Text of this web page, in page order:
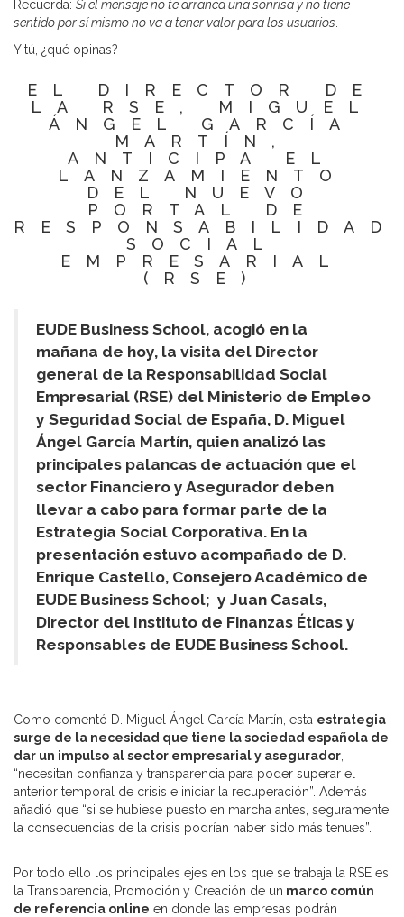
Recuerda: Si el mensaje no te arranca una sonrisa y no tiene
sentido por sí mismo no va a tener valor para los usuarios
Y tú, ¿qué opinas?
EL DIRECTOR DE
LA RSE, MIGUEL
ÁNGEL GARCÍA
MARTÍN,
ANTICIPA EL
LANZAMIENTO
DEL NUEVO
PORTAL DE
RESPONSABILIDAD
SOCIAL
EMPRESARIAL
(RSE)
EUDE Business School, acogió en la
mañana de hoy, la visita del Director
general de la Responsabilidad Social
Empresarial (RSE) del Ministerio de Empleo
y Seguridad Social de España, D. Miguel
Ángel García Martín, quien analizó las
principales palancas de actuación que el
sector Financiero y Asegurador deben
llevar a cabo para formar parte de la
Estrategia Social Corporativa. En la
presentación estuvo acompañado de D.
Enrique Castello, Consejero Académico de
EUDE Business School; y Juan Casals,
Director del Instituto de Finanzas Éticas y
Responsables de EUDE Business School.
Como comentó D. Miguel Ángel García Martín, esta estrategia
surge de la necesidad que tiene la sociedad española de
dar un impulso al sector empresarial y asegurador
“necesitan confianza y transparencia para poder superar el
anterior temporal de crisis e iniciar la recuperación”. Además
añadió que “si se hubiese puesto en marcha antes, seguramente
la consecuencias de la crisis podrían haber sido más tenues”.
Por todo ello los principales ejes en los que se trabaja la RSE es
la Transparencia, Promoción y Creación de un marco común
de referencia online en donde las empresas podrán